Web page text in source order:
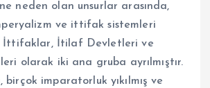
neden olan unsurlar arasında,
ve ittifak sistemleri
İttifaklar, İtilaf Devletleri ve
olarak iki ana gruba ayrılmıştır.
birçok imparatorluk yıkılmış ve